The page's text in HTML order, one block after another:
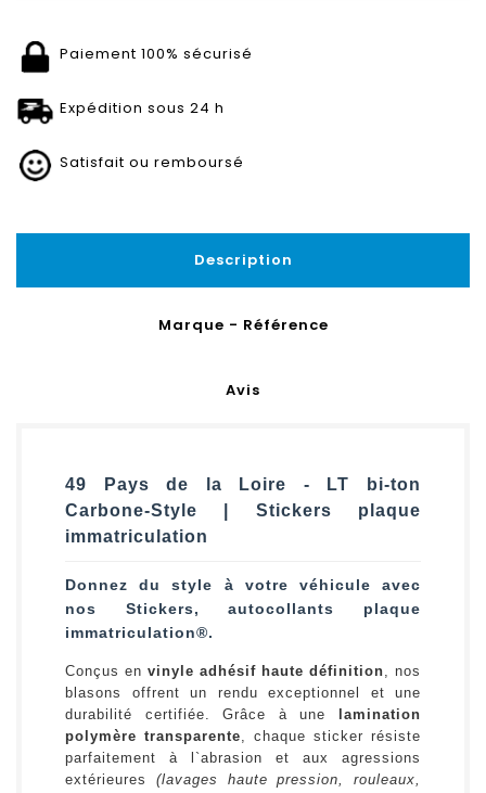
Paiement 100% sécurisé
Expédition sous 24 h
Satisfait ou remboursé
Description
Marque - Référence
Avis
49 Pays de la Loire - LT bi-ton
Carbone-Style | Stickers plaque
immatriculation
Donnez du style à votre véhicule avec
nos Stickers, autocollants plaque
immatriculation®.
Conçus en vinyle adhésif haute définition, nos
blasons offrent un rendu exceptionnel et une
durabilité certifiée. Grâce à une
lamination
polymère transparente, chaque sticker résiste
parfaitement à l`abrasion et aux agressions
extérieures (lavages haute pression, rouleaux,